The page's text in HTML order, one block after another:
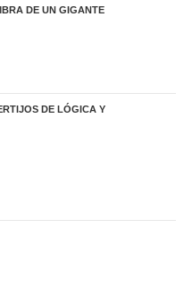
DE UN GIGANTE
DE LÓGICA Y